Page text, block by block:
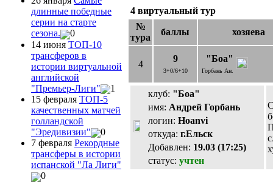
длинные победные
серии на старте
сезона.
0
14 июня ТОП-10
трансферов в
истории виртуальной
английской
"Премьер-Лиги"
1
15 февраля ТОП-5
качественных матчей
голландской
"Эредивизии"
0
7 февраля Рекордные
трансферы в истории
испанской "Ла Лиги"
0
4 виртуальный тур
№
тура
баллы хозяева
4
9
3+0/6+10
"Боа"
Горбань Ан.
клуб: "Боа"
имя: Андрей Горбань
логин: Hoanvi
откуда: г.Ельск
Добавлен: 19.03 (17:25)
статус: учтен